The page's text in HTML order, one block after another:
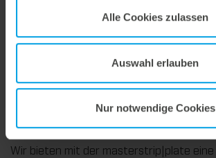
Alle Cookies zulassen
Auswahl erlauben
Nur notwendige Cookies
Maximale Ausbrech-Performance.